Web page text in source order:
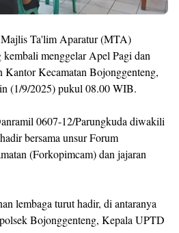
Ta'lim Aparatur (MTA)
menggelar Apel Pagi dan
Kantor Kecamatan Bojonggenteng,
(1/9/2025) pukul 08.00 WIB.
0607-12/Parungkuda diwakili
bersama unsur Forum
(Forkopimcam) dan jajaran
lembaga turut hadir, di antaranya
Bojonggenteng, Kepala UPTD